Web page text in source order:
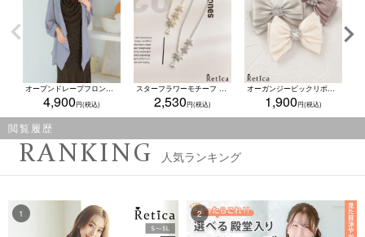
オープンドレープフロントシアーロングカーディガン結婚式 二次会(Mサイズ)
4,900
スターフラワーモチーフ ビジューネックレス(ゴールド/シルバー)
2,530
オーガンジービックリボンキラキラビジューバックルバレッタ(ダスティピンク/グレージュ/アイボリー)
1,900
閲覧履歴
RANKING 人気ランキング